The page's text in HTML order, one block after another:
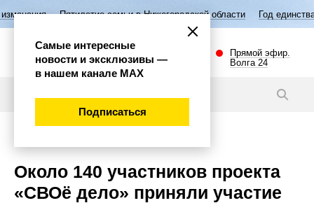
Пятилетие семьи в Нижегородской области Год единства народов
Прямой эфир.
Волга 24
Около 140 участников проекта
«СВОё дело» приняли участие
Самые интересные
новости и эксклюзивы —
в нашем канале МАХ
Подписаться